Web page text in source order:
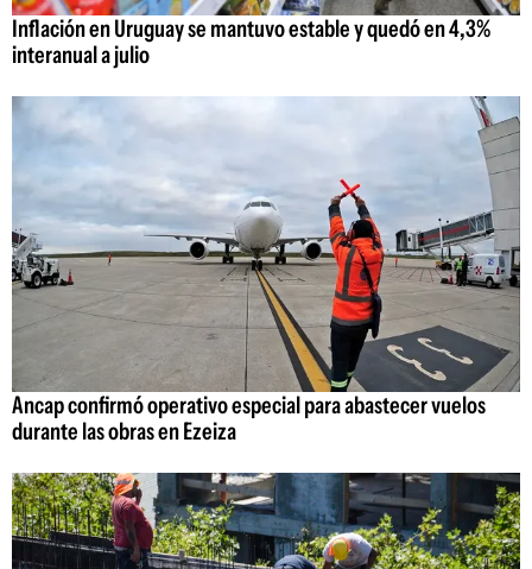
Inflación en Uruguay se mantuvo estable y quedó en 4,3%
interanual a julio
Ancap confirmó operativo especial para abastecer vuelos
durante las obras en Ezeiza